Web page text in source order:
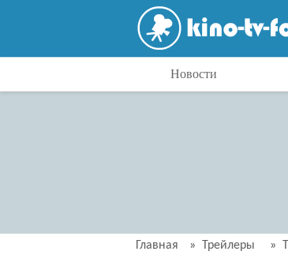
Новости
Главная » Трейлеры »